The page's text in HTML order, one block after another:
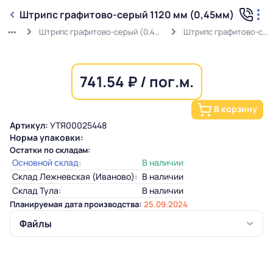
Штрипс графитово-серый 1120 мм (0,45мм)
Штрипс графитово-серый (0,45мм) RAL 7024 в защитной пленке Штрипс графитово-серый 1120 мм (0,45мм)
741.54 ₽ / пог.м.
В корзину
Артикул: УТЯ00025448
Норма упаковки:
Остатки по складам:
Основной склад:
В наличии
Склад Лежневская (Иваново): В наличии
Склад Тула:
В наличии
Планируемая дата производства: 25.09.2024
Файлы